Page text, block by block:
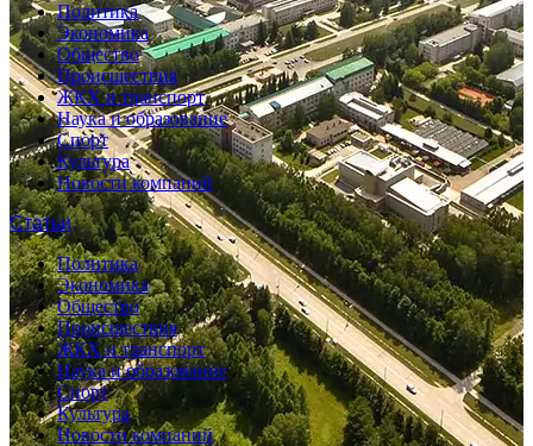
Политика
Экономика
Общество
Происшествия
ЖКХ и транспорт
Наука и образование
Спорт
Культура
Новости компаний
Статьи
Политика
Экономика
Общество
Происшествия
ЖКХ и транспорт
Наука и образование
Спорт
Культура
Новости компаний